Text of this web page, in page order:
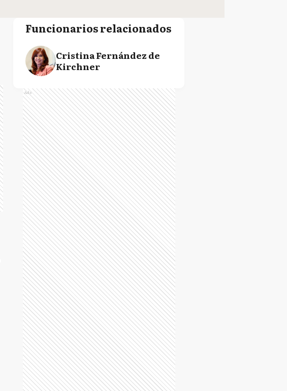
Funcionarios relacionados
Cristina Fernández de
Kirchner
Ads